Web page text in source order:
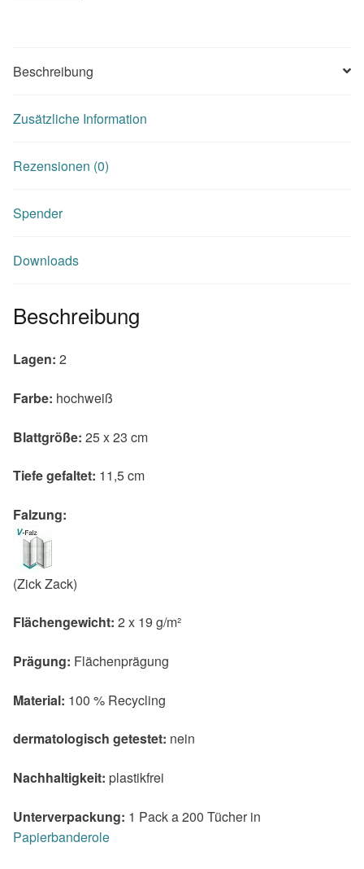
Beschreibung
Zusätzliche Information
Rezensionen (0)
Spender
Downloads
Beschreibung
Lagen: 2
Farbe: hochweiß
Blattgröße: 25 x 23 cm
Tiefe gefaltet: 11,5 cm
Falzung:
(Zick Zack)
Flächengewicht: 2 x 19 g/m²
Prägung: Flächenprägung
Material: 100 % Recycling
dermatologisch getestet: nein
Nachhaltigkeit: plastikfrei
Unterverpackung: 1 Pack a 200 Tücher in
Papierbanderole